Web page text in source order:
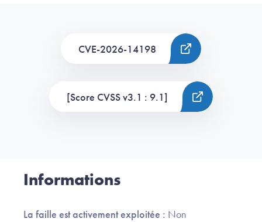
CVE-2026-14198
[Score CVSS v3.1 : 9.1]
Informations
La faille est activement exploitée : Non